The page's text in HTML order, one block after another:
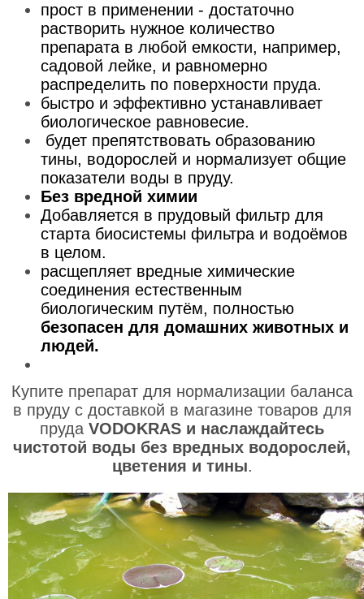
прост в применении - достаточно
растворить нужное количество
препарата в любой емкости, например,
садовой лейке, и равномерно
распределить по поверхности пруда.
быстро и эффективно устанавливает
биологическое равновесие.
будет препятствовать образованию
тины, водорослей и нормализует общие
показатели воды в пруду.
Без вредной химии
Добавляется в прудовый фильтр для
старта биосистемы фильтра и водоёмов
в целом.
расщепляет вредные химические
соединения естественным
биологическим путём, полностью
безопасен для домашних животных и
людей.
Купите препарат для нормализации баланса
в пруду с доставкой в магазине товаров для
пруда VODOKRAS и наслаждайтесь
чистотой воды без вредных водорослей,
цветения и тины.